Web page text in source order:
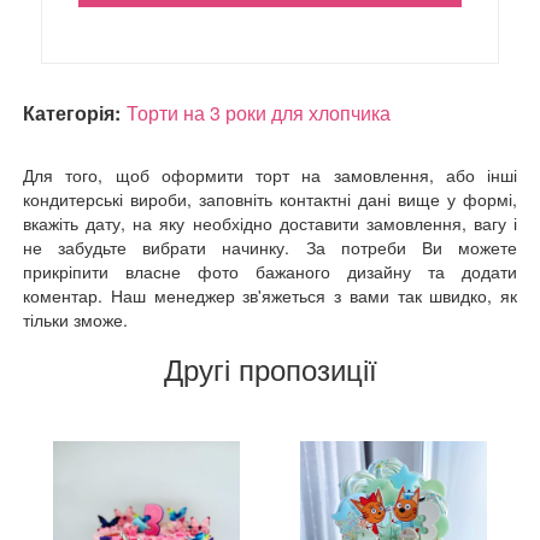
Категорія: Торти на 3 роки для хлопчика
Для того, щоб оформити торт на замовлення, або інші
кондитерські вироби, заповніть контактні дані вище у формі,
вкажіть дату, на яку необхідно доставити замовлення, вагу і
не забудьте вибрати начинку. За потреби Ви можете
прикріпити власне фото бажаного дизайну та додати
коментар. Наш менеджер зв'яжеться з вами так швидко, як
тільки зможе.
Другі пропозиції